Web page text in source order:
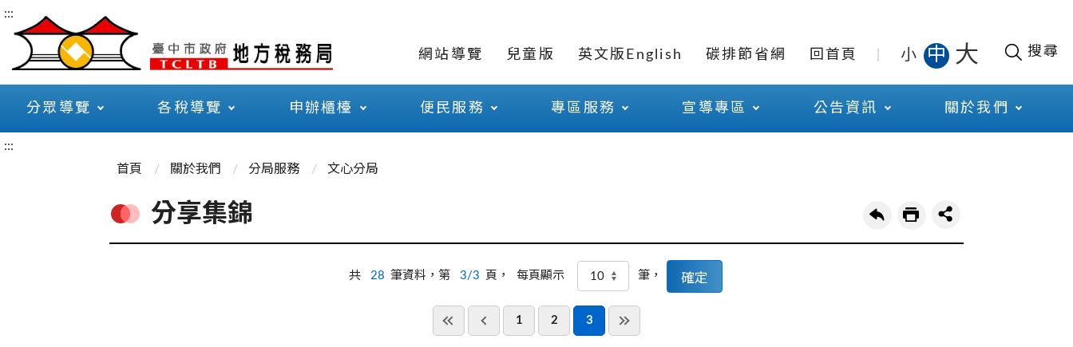
:::
網站導覽 兒童版 英文版English 碳排節省網 回首頁 小 中 大 搜尋
分眾導覽 各稅導覽 申辦櫃檯 便民服務 專區服務 宣導專區 公告資訊 關於我們
:::
首頁
關於我們 分局服務 文心分局
分享集錦
共 28 筆資料，第 3/3 頁， 每頁顯示 筆，
1 2 3